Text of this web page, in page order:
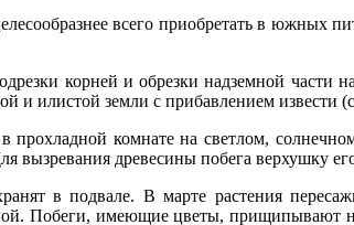
всего приобретать в южных
корней и обрезки надземной части
и илистой земли с прибавлением извести
прохладной комнате на светлом,
вызревания древесины побега верхушку
в подвале. В марте растения
Побеги, имеющие цветы, прищипывают